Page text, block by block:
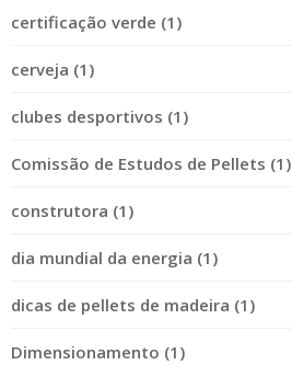
certificação verde (1)
cerveja (1)
clubes desportivos (1)
Comissão de Estudos de Pellets (1)
construtora (1)
dia mundial da energia (1)
dicas de pellets de madeira (1)
Dimensionamento (1)